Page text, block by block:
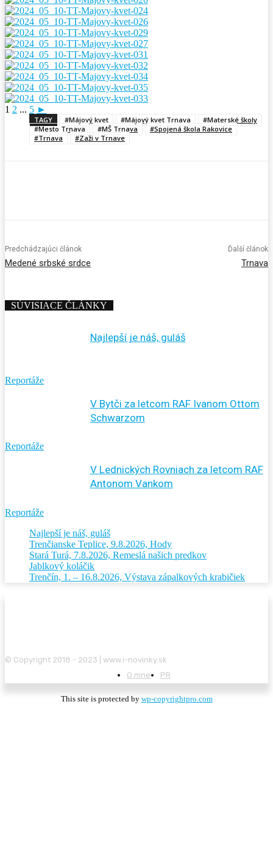
1 2 ... 5 ►
TAGY #Májový kvet #Májový kvet Trnava
#Materské školy
#Mesto Trnava
#MŠ Trnava
#Spojená škola Rakovice
#Trnava
#Zaži v Trnave
Predchádzajúci článok
Medené srbské srdce
Ďalší článok
Trnava
SÚVISIACE ČLÁNKY
Reportáže
Najlepší je náš, guláš
Reportáže
V Bytči za letcom RAF Ivanom Ottom
Schwarzom
Reportáže
V Lednických Rovniach za letcom RAF
Antonom Vankom
Najlepší je náš, guláš
Trenčianske Teplice, 9.8.2026, Hody
Stará Turá, 7.8.2026, Remeslá našich predkov
Jablkový koláčik
Trenčín, 1. – 16.8.2026, Výstava zápalkových krabičiek
© Copyright 2018 - 2023 | www.i-novinky.sk
O mne
PR
This site is protected by wp-copyrightpro.com